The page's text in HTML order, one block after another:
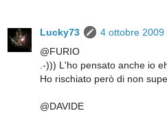
Lucky73
4 ottobre
@FURIO
.-))) L'ho pensato anche io
Ho rischiato però di non
@DAVIDE